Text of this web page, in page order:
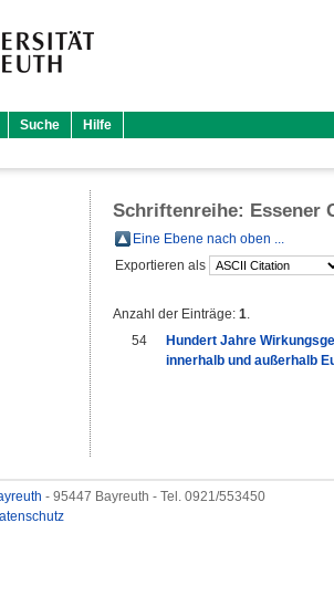
Suche Hilfe
Schriftenreihe: Essener
Eine Ebene nach oben ...
Exportieren als
Anzahl der Einträge: 1.
54
Hundert Jahre
innerhalb und außerhalb
- 95447 Bayreuth - Tel. 0921/553450